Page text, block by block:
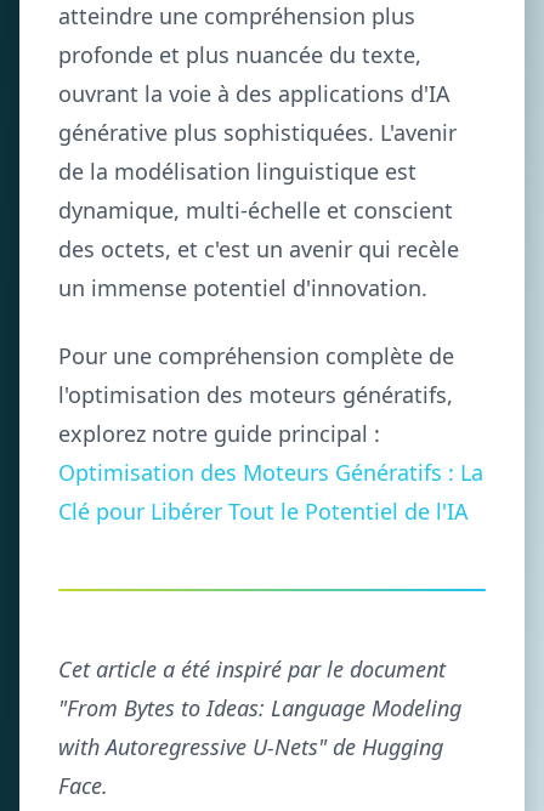
atteindre une compréhension plus
profonde et plus nuancée du texte,
ouvrant la voie à des applications d'IA
générative plus sophistiquées. L'avenir
de la modélisation linguistique est
dynamique, multi-échelle et conscient
des octets, et c'est un avenir qui recèle
un immense potentiel d'innovation.
Pour une compréhension complète de
l'optimisation des moteurs génératifs,
explorez notre guide principal :
Optimisation des Moteurs Génératifs : La
Clé pour Libérer Tout le Potentiel de l'IA
Cet article a été inspiré par le document
"From Bytes to Ideas: Language Modeling
with Autoregressive U-Nets" de Hugging
Face.